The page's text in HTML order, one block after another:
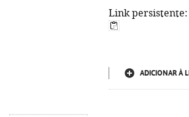
Link
ADICIONAR À